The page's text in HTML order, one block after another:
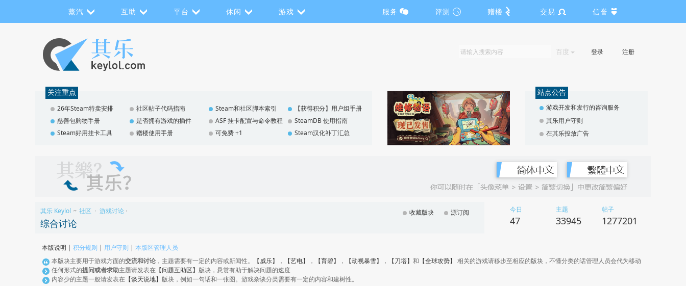
蒸汽 互助 平台 休闲 游戏 服务 评测 赠楼 交易 信誉
百度 登录 注册
关注重点
26年Steam特卖安排 社区帖子代码指南 Steam和社区脚本索引
【获得积分】用户组手册
慈善包购物手册
是否拥有游戏的插件 ASF 挂卡配置与命令教程
SteamDB 使用指南
Steam好用挂卡工具
赠楼使用手册 可免费 +1 Steam汉化补丁汇总
站点公告
游戏开发和发行的咨询服务
其乐用户守则
在其乐投放广告
其乐 Keylol >> 社区 › 游戏讨论 ›
综合讨论
收藏版块 源订阅 今日
47
主题
33945
帖子
1277201
本版说明 | 积分规则 | 用户守则 | 本版区管理人员
本版块主要用于游戏方面的交流和讨论 ，主题需要有一定的内容或新闻性。 【威乐】 ， 【艺电】 ， 【育碧】 ， 【动视暴雪】 ， 【刀塔】 和 【全球攻势】 相关的游戏请移步至相应的版块，不懂分类的话管理人员会代为移动
任何形式的提问或者求助主题请发表在 【问题互助区】 版块，悬赏有助于解决问题的速度
内容少的主题一般请发表在 【谈天说地】 版块，例如一句话和一张图。游戏杂谈分类需要有一定的内容和建树性。